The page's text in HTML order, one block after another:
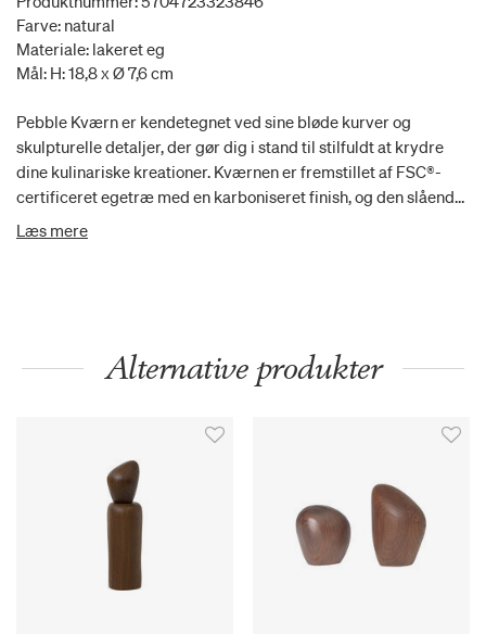
Farve: natural
Materiale: lakeret eg
Mål: H: 18,8 x Ø 7,6 cm
Pebble Kværn er kendetegnet ved sine bløde kurver og
skulpturelle detaljer, der gør dig i stand til stilfuldt at krydre
dine kulinariske kreationer. Kværnen er fremstillet af FSC®-
certificeret egetræ med en karboniseret finish, og den slående
træform er inspireret af varder, menneskeskabte stenbunker,
Læs mere
Alternative produkter